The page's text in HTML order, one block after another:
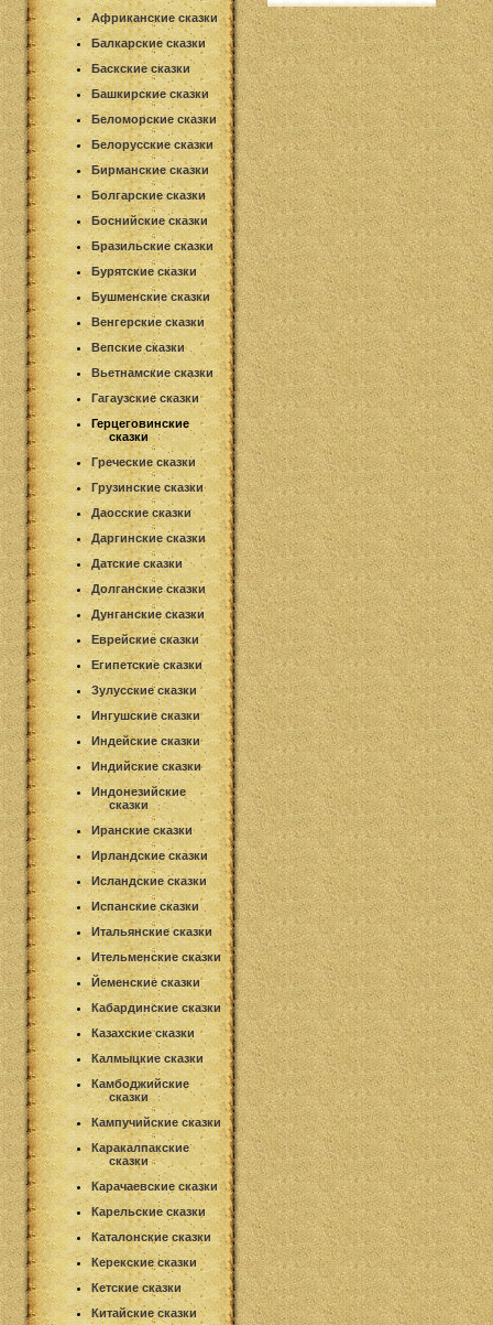
Африканские сказки
Балкарские сказки
Баскские сказки
Башкирские сказки
Беломорские сказки
Белорусские сказки
Бирманские сказки
Болгарские сказки
Боснийские сказки
Бразильские сказки
Бурятские сказки
Бушменские сказки
Венгерские сказки
Вепские сказки
Вьетнамские сказки
Гагаузские сказки
Герцеговинские
сказки
Греческие сказки
Грузинские сказки
Даосские сказки
Даргинские сказки
Датские сказки
Долганские сказки
Дунганские сказки
Еврейские сказки
Египетские сказки
Зулусские сказки
Ингушские сказки
Индейские сказки
Индийские сказки
Индонезийские
сказки
Иранские сказки
Ирландские сказки
Исландские сказки
Испанские сказки
Итальянские сказки
Ительменские сказки
Йеменские сказки
Кабардинские сказки
Казахские сказки
Калмыцкие сказки
Камбоджийские
сказки
Кампучийские сказки
Каракалпакские
сказки
Карачаевские сказки
Карельские сказки
Каталонские сказки
Керекские сказки
Кетские сказки
Китайские сказки